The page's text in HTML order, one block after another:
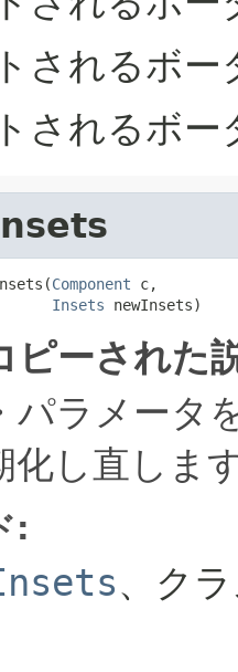
れるボー
されるボー
Component c,
Insets newInsets)
ピーされた
パラメータ
化し直しま
:
、ク